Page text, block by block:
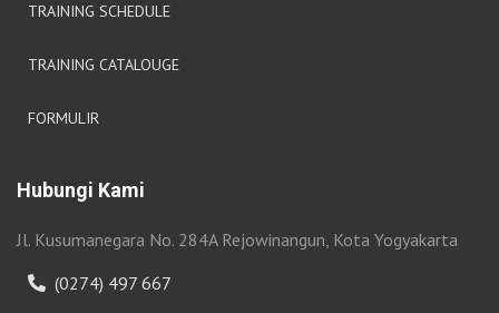
TRAINING SCHEDULE
TRAINING CATALOUGE
FORMULIR
Hubungi Kami
Jl. Kusumanegara No. 284A Rejowinangun, Kota Yogyakarta
(0274) 497 667